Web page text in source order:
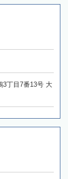
3丁目7番13号 大